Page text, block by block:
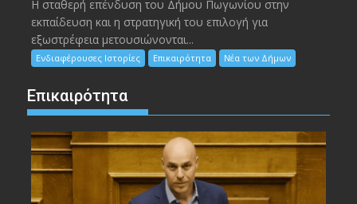
Η σταθερή επένδυση του Δήμου Πωγωνίου στην
εκπαίδευση και η στρατηγική του επιλογή για
εξωστρέφεια μετουσιώνονται...
Ενδιαφέρουσες Ιστορίες Επικαιρότητα Νέα των Δήμων
Επικαιρότητα